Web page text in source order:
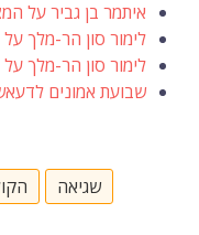
איתמר בן גביר על
לימור סון הר-מלך על
לימור סון הר-מלך על
שבועת אמונים
שגיאה